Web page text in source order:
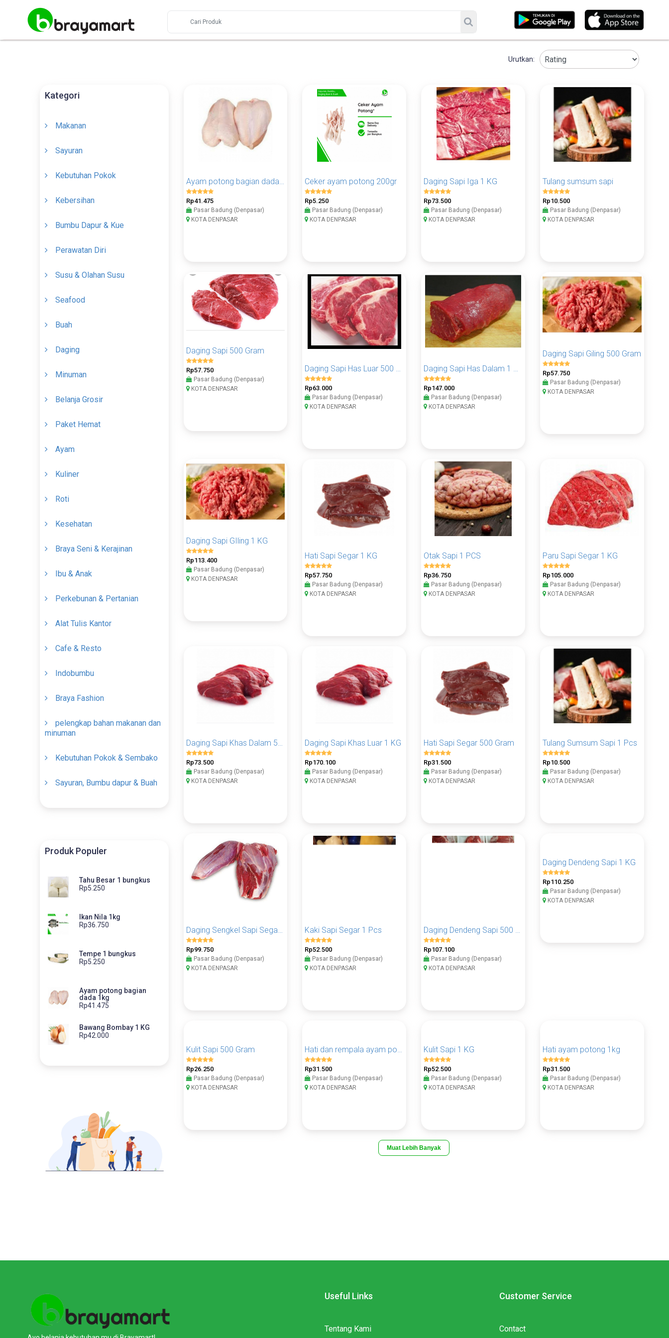
Urutkan:
Kategori
Makanan
Sayuran
Kebutuhan Pokok
Kebersihan
Bumbu Dapur & Kue
Perawatan Diri
Susu & Olahan Susu
Seafood
Buah
Daging
Minuman
Belanja Grosir
Paket Hemat
Ayam
Kuliner
Roti
Kesehatan
Braya Seni & Kerajinan
Ibu & Anak
Perkebunan & Pertanian
Alat Tulis Kantor
Cafe & Resto
Indobumbu
Braya Fashion
pelengkap bahan makanan dan
minuman
Kebutuhan Pokok & Sembako
Sayuran, Bumbu dapur & Buah
Produk Populer
Tahu Besar 1 bungkus
Rp5.250
Ikan Nila 1kg
Rp36.750
Tempe 1 bungkus
Rp5.250
Ayam potong bagian
dada 1kg
Rp41.475
Bawang Bombay 1 KG
Rp42.000
Ayam potong bagian dada 1kg
Rp41.475
Pasar Badung (Denpasar)
KOTA DENPASAR
Ceker ayam potong 200gr
Rp5.250
Pasar Badung (Denpasar)
KOTA DENPASAR
Daging Sapi Iga 1 KG
Rp73.500
Pasar Badung (Denpasar)
KOTA DENPASAR
Tulang sumsum sapi
Rp10.500
Pasar Badung (Denpasar)
KOTA DENPASAR
Daging Sapi 500 Gram
Rp57.750
Pasar Badung (Denpasar)
KOTA DENPASAR
Daging Sapi Has Luar 500 Gram
Rp63.000
Pasar Badung (Denpasar)
KOTA DENPASAR
Daging Sapi Has Dalam 1 KG
Rp147.000
Pasar Badung (Denpasar)
KOTA DENPASAR
Daging Sapi Giling 500 Gram
Rp57.750
Pasar Badung (Denpasar)
KOTA DENPASAR
Daging Sapi GIling 1 KG
Rp113.400
Pasar Badung (Denpasar)
KOTA DENPASAR
Hati Sapi Segar 1 KG
Rp57.750
Pasar Badung (Denpasar)
KOTA DENPASAR
Otak Sapi 1 PCS
Rp36.750
Pasar Badung (Denpasar)
KOTA DENPASAR
Paru Sapi Segar 1 KG
Rp105.000
Pasar Badung (Denpasar)
KOTA DENPASAR
Daging Sapi Khas Dalam 500 Gram
Rp73.500
Pasar Badung (Denpasar)
KOTA DENPASAR
Daging Sapi Khas Luar 1 KG
Rp170.100
Pasar Badung (Denpasar)
KOTA DENPASAR
Hati Sapi Segar 500 Gram
Rp31.500
Pasar Badung (Denpasar)
KOTA DENPASAR
Tulang Sumsum Sapi 1 Pcs
Rp10.500
Pasar Badung (Denpasar)
KOTA DENPASAR
Daging Sengkel Sapi Segar 1 KG
Rp99.750
Pasar Badung (Denpasar)
KOTA DENPASAR
Kaki Sapi Segar 1 Pcs
Rp52.500
Pasar Badung (Denpasar)
KOTA DENPASAR
Daging Dendeng Sapi 500 Gram
Rp107.100
Pasar Badung (Denpasar)
KOTA DENPASAR
Pasar Badung (Denpasar)
Pasar Badung (Denpasar)
KOTA DENPASAR
Useful Links Customer Service